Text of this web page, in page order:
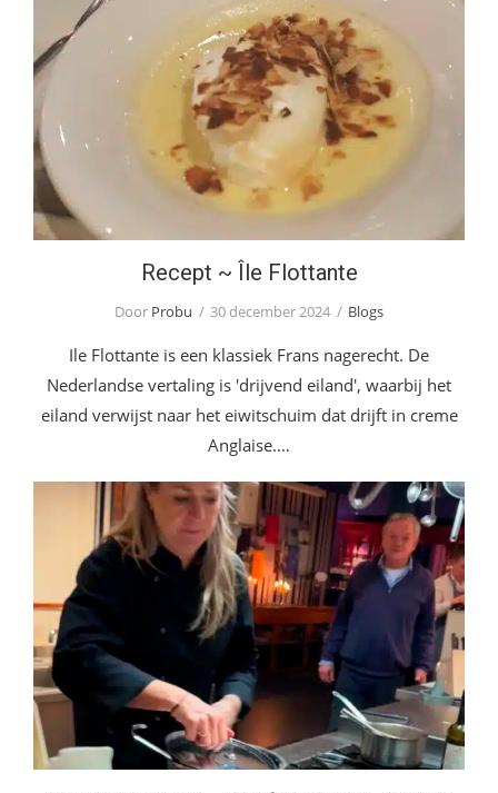
Recept ~ Île Flottante
Recept ~ Île Flottante
Door Probu 30 december 2024 Blogs
Ile Flottante is een klassiek Frans nagerecht. De
Nederlandse vertaling is 'drijvend eiland', waarbij het
eiland verwijst naar het eiwitschuim dat drijft in creme
Anglaise.…
Nieuw bij Anton ~ Chef Nadja van Joolen